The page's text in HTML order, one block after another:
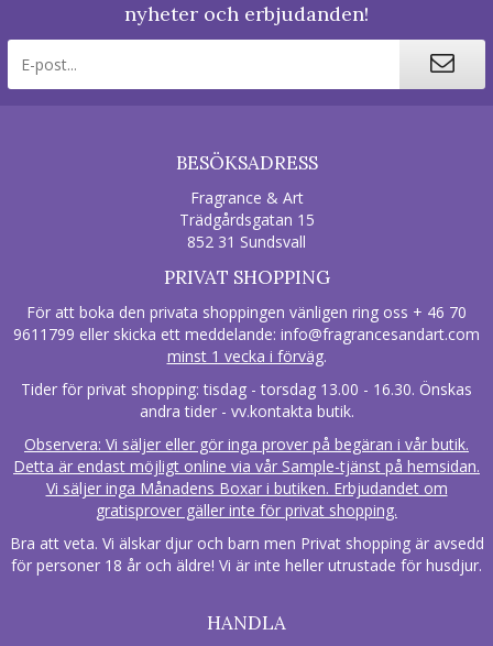
nyheter och erbjudanden!
BESÖKSADRESS
Fragrance & Art
Trädgårdsgatan 15
852 31 Sundsvall
PRIVAT SHOPPING
För att boka den privata shoppingen vänligen ring oss + 46 70
9611799 eller skicka ett meddelande: info@fragrancesandart.com
minst 1 vecka i förväg.
Tider för privat shopping: tisdag - torsdag 13.00 - 16.30. Önskas
andra tider - vv.kontakta butik.
Observera: Vi säljer eller gör inga prover på begäran i vår butik.
Detta är endast möjligt online via vår Sample-tjänst på hemsidan.
Vi säljer inga Månadens Boxar i butiken. Erbjudandet om
gratisprover gäller inte för privat shopping.
Bra att veta. Vi älskar djur och barn men Privat shopping är avsedd
för personer 18 år och äldre! Vi är inte heller utrustade för husdjur.
HANDLA